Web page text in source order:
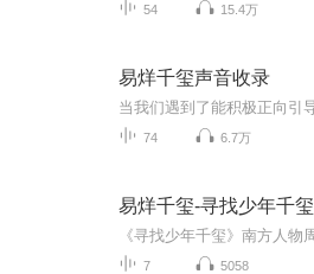
54 15.4万
易烊千玺声音收录
74 6.7万
易烊千玺-寻找少年千玺
7 5058